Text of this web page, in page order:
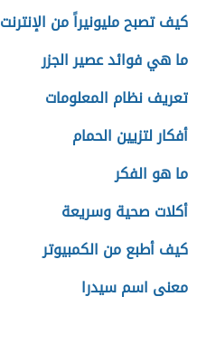
كيف تصبح مليونيراً من الإنترنت
ما هي فوائد عصير الجزر
تعريف نظام المعلومات
أفكار لتزيين الحمام
ما هو الفكر
أكلات صحية وسريعة
كيف أطبع من الكمبيوتر
معنى اسم سيدرا